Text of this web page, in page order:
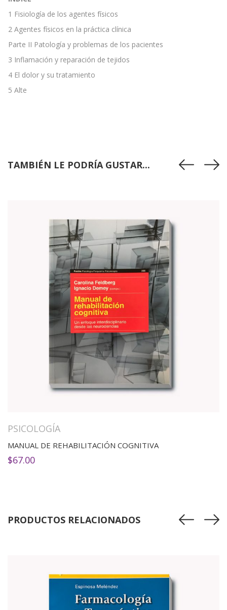
1 Fisiología de los agentes físicos
2 Agentes físicos en la práctica clínica
Parte II Patología y problemas de los pacientes
3 Inflamación y reparación de tejidos
4 El dolor y su tratamiento
5 Alte
TAMBIÉN LE PODRÍA GUSTAR...
PSICOLOGÍA
MANUAL DE REHABILITACIÓN COGNITIVA
$67.00
PRODUCTOS RELACIONADOS